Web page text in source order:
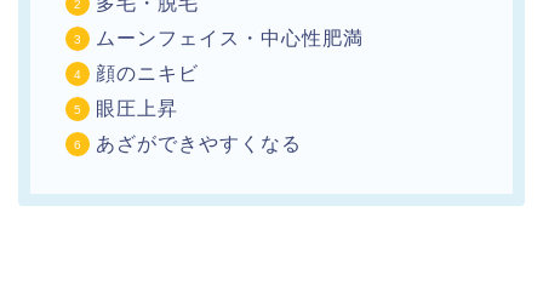
ムーンフェイス・中心性肥満
顔のニキビ
眼圧上昇
あざができやすくなる